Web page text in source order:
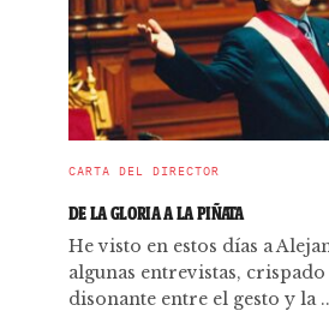
CARTA DEL DIRECTOR
DE LA GLORIA A LA PIÑATA
He visto en estos días a
algunas entrevistas,
disonante entre el gesto y la